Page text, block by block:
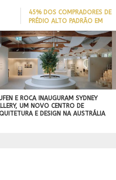
A
45% DOS COMPRADORES DE
PRÉDIO ALTO PADRÃO EM
ITAJAÍ TÊM
EMBARCAÇÃO; DADO REVELA
PERFIL DO NOVO MILIONÁRIO
BRASILEIRO
E ROCA INAUGURAM SYDNEY
UM NOVO CENTRO DE
E DESIGN NA AUSTRÁLIA